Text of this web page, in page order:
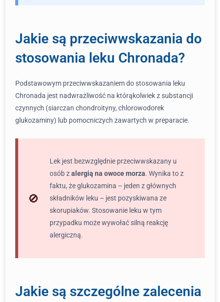
Jakie są przeciwwskazania do
stosowania leku Chronada?
Podstawowym przeciwwskazaniem do stosowania leku
Chronada jest nadwrażliwość na którąkolwiek z substancji
czynnych (siarczan chondroityny, chlorowodorek
glukozaminy) lub pomocniczych zawartych w preparacie.
Lek jest bezwzględnie przeciwwskazany u
osób zalergią na owoce morza. Wynika to z
faktu, że glukozamina – jeden z głównych
składników leku – jest pozyskiwana ze
skorupiaków. Stosowanie leku w tym
przypadku może wywołać silną reakcję
alergiczną.
Jakie są szczególne zalecenia